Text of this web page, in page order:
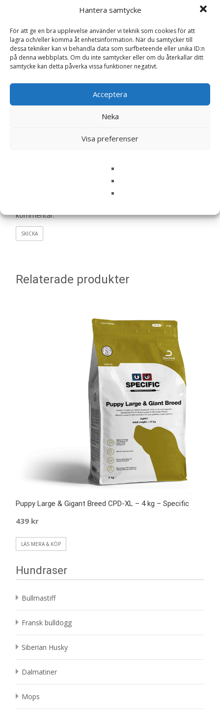
Hantera samtycke
För att ge en bra upplevelse använder vi teknik som cookies för att
lagra och/eller komma åt enhetsinformation. När du samtycker till
dessa tekniker kan vi behandla data som surfbeteende eller unika ID:n
på denna webbplats. Om du inte samtycker eller om du återkallar ditt
samtycke kan detta påverka vissa funktioner negativt.
Acceptera
Neka
Visa preferenser
för hund – 12 kg – Royal Canin”
Din e-postadress kommer inte publiceras. Obligatoriska fält
är märkta*
Ditt betyg*
Spara mitt namn, min e-postadress och webbplats i
kommentar.
Relaterade produkter
Puppy Large & Gigant Breed CPD-XL – 4 kg – Specific
439 kr
LÄS MERA & KÖP
Hundraser
Bullmastiff
Fransk bulldogg
Siberian Husky
Dalmatiner
Mops